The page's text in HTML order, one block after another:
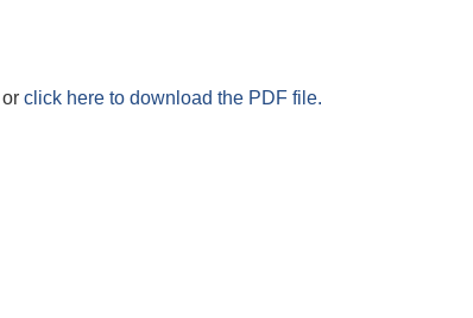
or click here to download the PDF file.